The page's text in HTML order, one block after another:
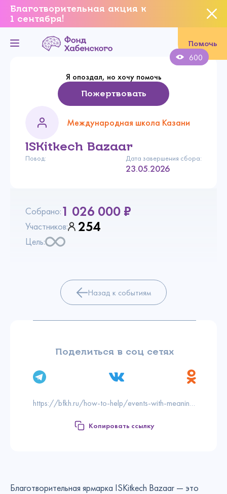
Благотворительная акция к
1 сентября!
Помочь
600
Международная школа Казани
ISKitkech Bazaar
Повод: Дата завершения сбора:
23.05.2026
Я опоздал, но хочу помочь
Пожертвовать
Собрано:1 026 000 ₽
Участников: 254
Цель:
Назад к событиям
Поделиться в соц сетях
https://bfkh.ru/how-to-help/events-with-meaning/1706738/
Копировать ссылку
Благотворительная ярмарка ISKitkech Bazaar — это
Вы уверены, что хотите
завершить данное событие?
Да, уверен